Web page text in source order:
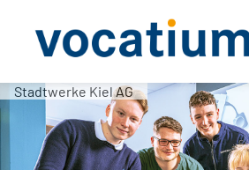
Stadtwerke Kiel AG